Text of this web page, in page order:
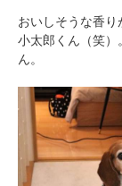
おいしそうな香り
小太郎くん（笑）
ん。